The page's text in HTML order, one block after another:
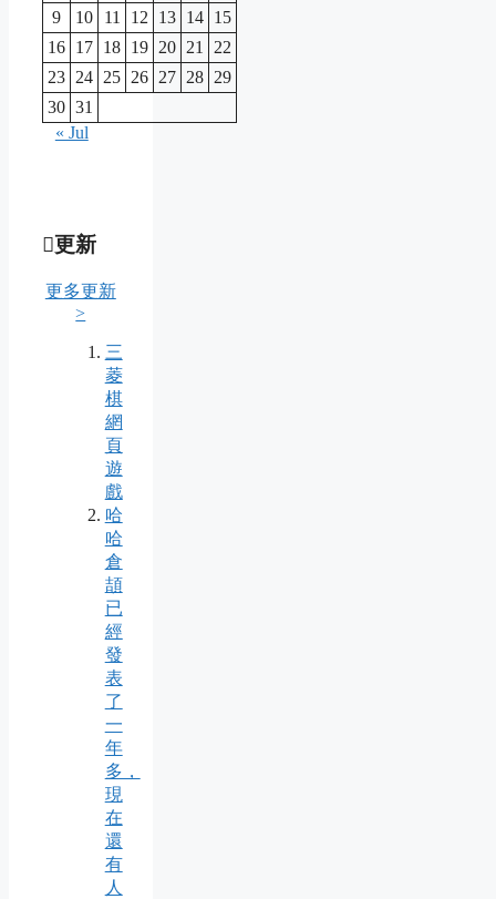
9
10 11 12 13 14 15
16 17 18 19 20 21 22
23 24 25 26 27 28 29
30 31
« Jul
更新
更多更新
>
三
菱
棋
網
頁
遊
戲
哈
哈
倉
頡
已
經
發
表
了
一
年
多，
現
在
還
有
人